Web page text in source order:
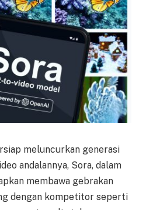
meluncurkan generasi
andalannya, Sora, dalam
membawa gebrakan
dengan kompetitor seperti